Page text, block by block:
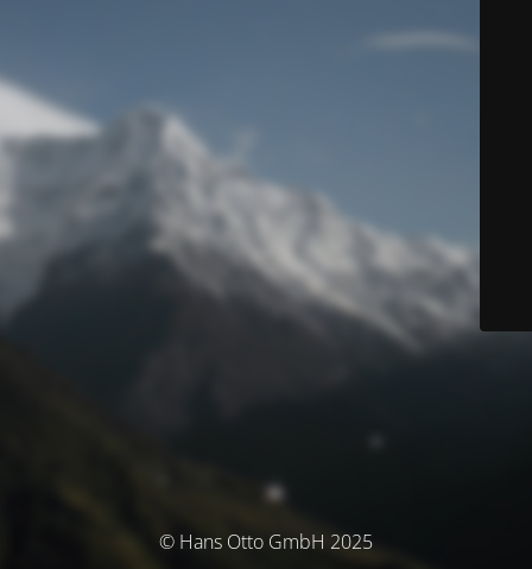
© Hans Otto GmbH 2025